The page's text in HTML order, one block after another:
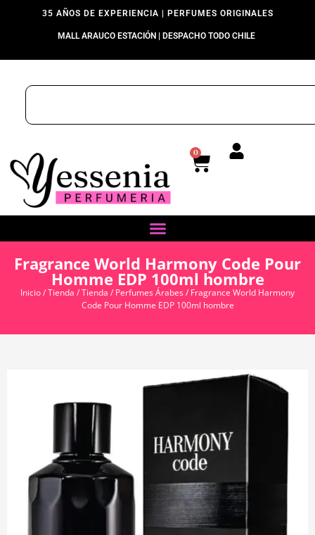
35 AÑOS DE EXPERIENCIA | PERFUMES ORIGINALES
MALL ARAUCO ESTACIÓN | DESPACHO TODO CHILE
0
Fragrance World Harmony Code Pour
Homme EDP 100ml hombre
Inicio/Tienda /Tienda / Perfumes Árabes/ Fragrance World Harmony
Code Pour Homme EDP 100ml hombre